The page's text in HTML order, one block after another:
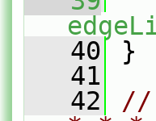
   40
}
   41
   42
//